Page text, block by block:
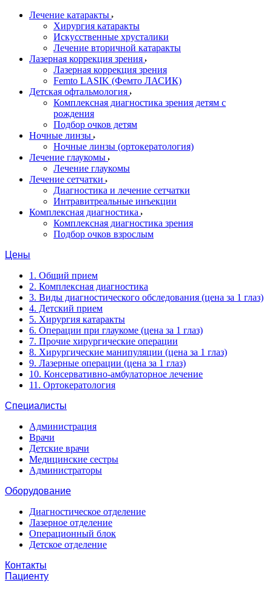
Лечение катаракты
Хирургия катаракты
Искусственные хрусталики
Лечение вторичной катаракты
Лазерная коррекция зрения
Лазерная коррекция зрения
Femto LASIK (Фемто ЛАСИК)
Детская офтальмология
Комплексная диагностика зрения детям c
рождения
Подбор очков детям
Ночные линзы
Ночные линзы (ортокератология)
Лечение глаукомы
Лечение глаукомы
Лечение сетчатки
Диагностика и лечение сетчатки
Интравитреальные инъекции
Комплексная диагностика
Комплексная диагностика зрения
Подбор очков взрослым
Цены
1. Общий прием
2. Комплексная диагностика
3. Виды диагностического обследования (цена за 1 глаз)
4. Детский прием
5. Хирургия катаракты
6. Операции при глаукоме (цена за 1 глаз)
7. Прочие хирургические операции
8. Хирургические манипуляции (цена за 1 глаз)
9. Лазерные операции (цена за 1 глаз)
10. Консервативно-амбулаторное лечение
11. Ортокератология
Специалисты
Администрация
Врачи
Детские врачи
Медицинские сестры
Администраторы
Оборудование
Диагностическое отделение
Лазерное отделение
Операционный блок
Детское отделение
Контакты
Пациенту